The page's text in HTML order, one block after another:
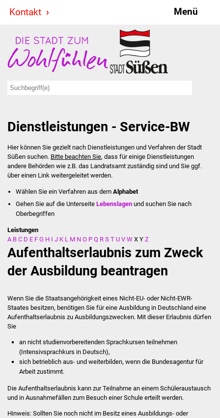
Kontakt Menü
Stadt & Politik
Bürgermeister
Ausschüsse
Ratsinformationssystem
Jugendbeirat
Summerrockfestival
Stadtverwaltung
Ansprechpartner
Stellenangebote
Veröffentlichungen
Dienstleistungen - Service-BW
Hier können Sie gezielt nach Dienstleistungen und Verfahren der Stadt
Süßen suchen. Bitte beachten Sie, dass für einige Dienstleistungen
andere Behörden wie z.B. das Landratsamt zuständig sind und Sie ggf.
über einen Link weitergeleitet werden.
Wählen Sie ein Verfahren aus dem Alphabet
Gehen Sie auf die UnterseiteLebenslagen und suchen Sie nach
Oberbegriffen
Leistungen
A B C D E F G H I J K L M N O P Q R S T U V W X Y Z
Aufenthaltserlaubnis zum Zweck
der Ausbildung beantragen
Wenn Sie die Staatsangehörigkeit eines Nicht-EU- oder Nicht-EWR-
Staates besitzen, benötigen Sie für eine Ausbildung in Deutschland eine
Aufenthaltserlaubnis zu Ausbildungszwecken. Mit dieser Erlaubnis dürfen
Sie
an nicht studienvorbereitenden Sprachkursen teilnehmen
(Intensivsprachkurs in Deutsch),
sich betrieblich aus- und weiterbilden, wenn die Bundesagentur für
Arbeit zustimmt.
Die Aufenthaltserlaubnis kann zur Teilnahme an einem Schüleraustausch
und in Ausnahmefällen zum Besuch einer Schule erteilt werden.
Hinweis: Sollten Sie noch nicht im Besitz eines Ausbildungs- oder